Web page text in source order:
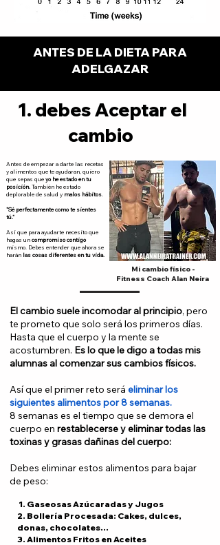
ANTES DE LA DIETA PARA
ADELGAZAR
1. debes Aceptar el
cambio
Antes de empezar a darte las recetas
y alimentos que te ayudaran, quiero
que sepas que yo he estado en tu
posición. También he estado
deplorable de salud y malos hábitos.
"Sé perfectamente como te sientes
tú."
Así que para ayudarte necesito que
hagas un compromiso contigo
mismo. Debes entender que ahora se
harán las cosas diferentes en tu vida.
Mi cambio físico -
Fitness Coach Alan Neira
El cambio suele incomodar al principio, pero
te prometo que solo será los primeros días.
Hasta que el cuerpo y la mente se
acostumbren. Es lo que le digo a todas mis
alumnas al comenzar sus cambios físicos.
Así que el primer reto será eliminar los
siguientes alimentos por 8 semanas.
8 semanas es el tiempo que se demora el
cuerpo en restablecerse y eliminar todas las
toxinas y grasas dañinas del cuerpo:
Debes eliminar estos alimentos para bajar
de peso:
1. Gaseosas Azúcaradas y Jugos
2. Bollería Procesada: Cakes, dulces,
donas, chocolates...
3. Alimentos Fritos en Aceites